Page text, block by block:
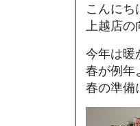
こんにち
上越店
今年は暖
春が例年
春の準備